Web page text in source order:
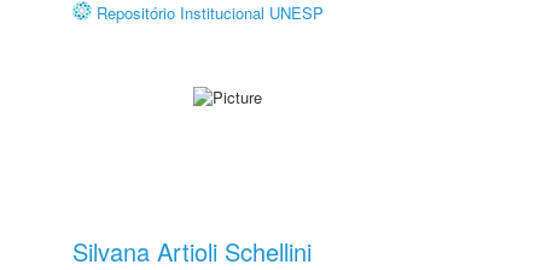
Repositório Institucional UNESP
Silvana Artioli Schellini